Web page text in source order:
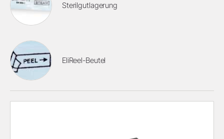
Sterilgutlagerung
EliReel-Beutel